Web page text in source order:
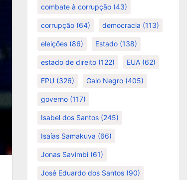
combate à corrupção (43)
corrupção (64) democracia (113)
eleições (86) Estado (138)
estado de direito (122) EUA (62)
FPU (326) Galo Negro (405)
governo (117)
Isabel dos Santos (245)
Isaías Samakuva (66)
Jonas Savimbi (61)
José Eduardo dos Santos (90)